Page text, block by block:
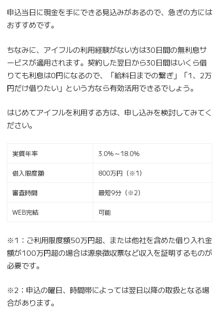
申込当日に現金を手にできる見込みがあるので、急ぎの方には
おすすめです。
ちなみに、アイフルの利用経験がない方は30日間の無利息サ
ービスが適用されます。契約した翌日から30日間はいくら借
りても利息は0円になるので、「給料日までの繋ぎ」「1、2万
円だけ借りたい」という方なら有効活用できるでしょう。
はじめてアイフルを利用する方は、申し込みを検討してみてく
ださい。
実質年率 3.0％～18.0％
借入限度額 800万円（※1）
審査時間 最短9分（※2）
WEB完結 可能
※1：ご利用限度額50万円超、または他社を含めた借り入れ金
額が100万円超の場合は源泉徴収票など収入を証明するものが
必要です。
※2：申込の曜日、時間帯によっては翌日以降の取扱となる場
合があります。